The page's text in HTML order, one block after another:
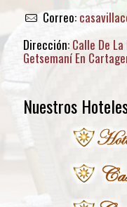
Correo:
Dirección: Calle De
Getsemaní En
Nuestros